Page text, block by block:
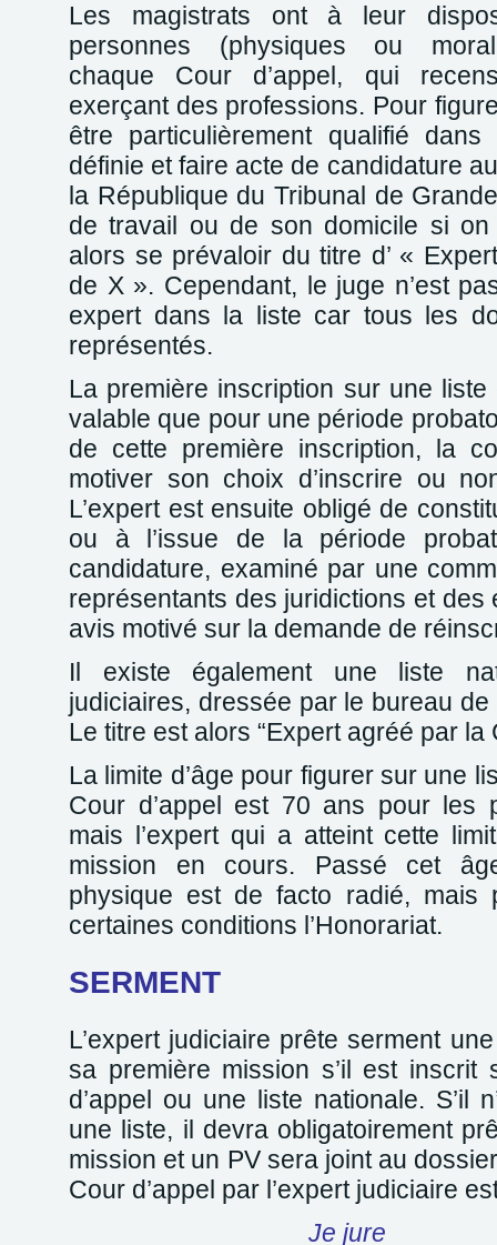
Les magistrats ont à leur
personnes (physiques ou
chaque Cour d’appel, qui
exerçant des professions. Pour
être particulièrement qualifié
définie et faire acte de candidature
la République du Tribunal de
de travail ou de son domicile si
alors se prévaloir du titre d’ «
de X ». Cependant, le juge n’est
expert dans la liste car tous les
représentés.
La première inscription sur une liste
valable que pour une période
de cette première inscription, la
motiver son choix d’inscrire ou
L’expert est ensuite obligé de
ou à l’issue de la période
candidature, examiné par une
représentants des juridictions et des
avis motivé sur la demande de
Il existe également une liste
judiciaires, dressée par le bureau
Le titre est alors “Expert agréé par la
La limite d’âge pour figurer sur une
Cour d’appel est 70 ans pour les
mais l’expert qui a atteint cette
mission en cours. Passé cet
physique est de facto radié, mais
certaines conditions l’Honorariat.
SERMENT
L’expert judiciaire prête serment
sa première mission s’il est
d’appel ou une liste nationale. S’il
une liste, il devra obligatoirement
mission et un PV sera joint au
Cour d’appel par l’expert judiciaire
Je jure